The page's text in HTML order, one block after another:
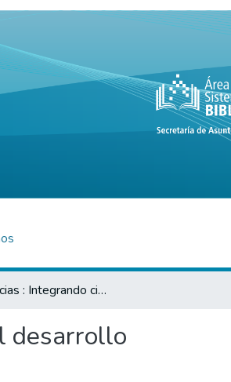
Confluencias : Integrando ciencia para el desarrollo
desarrollo